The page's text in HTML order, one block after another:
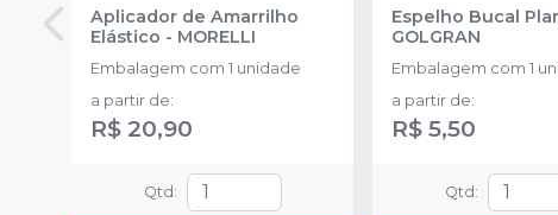
Aplicador de Amarrilho
Elástico - MORELLI
Embalagem com 1 unidade
a partir de:
R$ 20,90
Qtd :
Espelho Bucal
GOLGRAN
Embalagem com 1
a partir de:
R$ 5,50
Qtd :